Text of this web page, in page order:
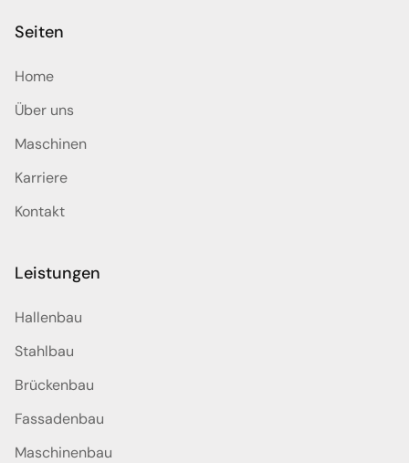
Seiten
Home
Über uns
Maschinen
Karriere
Kontakt
Leistungen
Hallenbau
Stahlbau
Brückenbau
Fassadenbau
Maschinenbau